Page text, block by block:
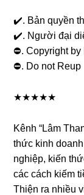
✔️. Bản quyền
✔️. Người đại
⛔️. Copyright
⛔️. Do not Reup
★★★★★
Kênh “Lâm
thức kinh
nghiệp, kiến
các cách kiếm
Thiện ra nhiều